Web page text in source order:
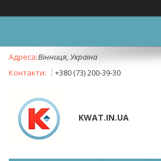
Вінниця, Україна
+380 (73) 200-39-30
KWAT.IN.UA